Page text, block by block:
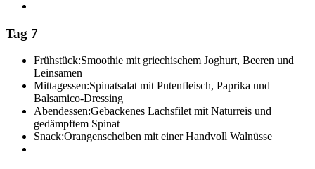
Tag 7
Frühstück:Smoothie mit griechischem Joghurt, Beeren und
Leinsamen
Mittagessen:Spinatsalat mit Putenfleisch, Paprika und
Balsamico-Dressing
Abendessen:Gebackenes Lachsfilet mit Naturreis und
gedämpftem Spinat
Snack:Orangenscheiben mit einer Handvoll Walnüsse